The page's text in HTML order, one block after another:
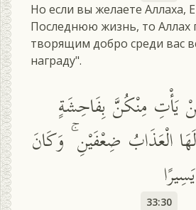
Но если вы желаете Аллаха,
Последнюю жизнь, то Аллах
творящим добро среди вас
награду".
يَأْتِ مِنْكُنَّ بِفَاحِشَةٍ
الْعَذَابُ ضِعْفَيْنِ ۚ وَكَانَ
33:30